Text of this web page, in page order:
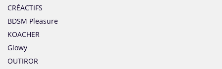
CRÉACTIFS
BDSM Pleasure
KOACHER
Glowy
OUTIROR